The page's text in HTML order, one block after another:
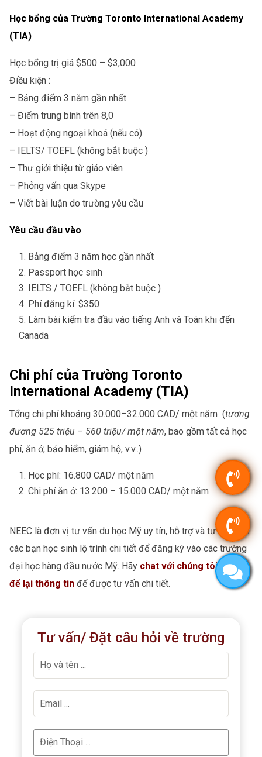
Học bổng của Trường Toronto International Academy
(TIA)
Học bổng trị giá $500 – $3,000
Điều kiện :
– Bảng điểm 3 năm gần nhất
– Điểm trung bình trên 8,0
– Hoạt động ngoại khoá (nếu có)
– IELTS/ TOEFL (không bắt buộc )
– Thư giới thiệu từ giáo viên
– Phỏng vấn qua Skype
– Viết bài luận do trường yêu cầu
Yêu cầu đầu vào
Bảng điểm 3 năm học gần nhất
Passport học sinh
IELTS / TOEFL (không bắt buộc )
Phí đăng kí: $350
Làm bài kiểm tra đầu vào tiếng Anh và Toán khi đến
Canada
Chi phí của Trường Toronto
International Academy (TIA)
Tổng chi phí khoảng 30.000–32.000 CAD/ một năm (tương
đương 525 triệu – 560 triệu/ một năm, bao gồm tất cả học
phí, ăn ở, bảo hiểm, giám hộ, v.v..)
Học phí: 16.800 CAD/ một năm
Chi phí ăn ở: 13.200 – 15.000 CAD/ một năm
NEEC là đơn vị tư vấn du học Mỹ uy tín, hỗ trợ và tư vấn cho
các bạn học sinh lộ trình chi tiết để đăng ký vào các trường
đại học hàng đầu nước Mỹ. Hãy chat với chúng tôi, hoặc
để lại thông tin để được tư vấn chi tiết.
Tư vấn/ Đặt câu hỏi về trường